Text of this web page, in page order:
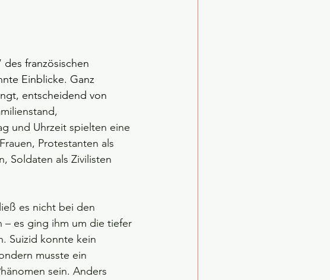
französischen
Einblicke. Ganz
entscheidend von
und Uhrzeit spielten eine
Protestanten als
Soldaten als Zivilisten
es nicht bei den
– es ging ihm um die tiefer
Suizid konnte kein
musste ein
sein. Anders